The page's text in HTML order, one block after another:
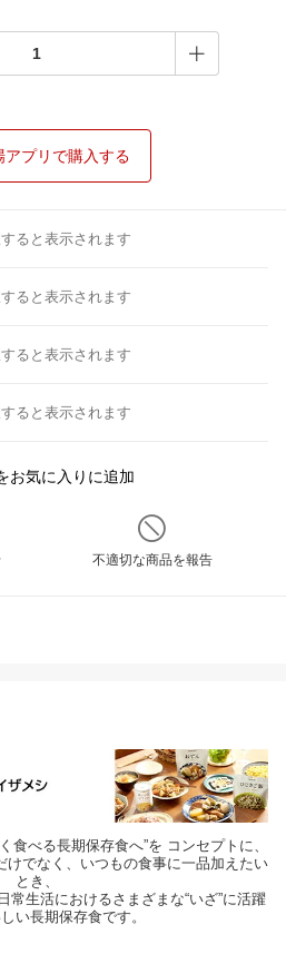
アプリで購入する
ると表示されます
ると表示されます
ると表示されます
ると表示されます
お気に入りに追加
不適切な商品を報告
食べる長期保存食へ”を コンセプトに、
けでなく、いつもの食事に一品加えたい
とき、
常生活におけるさまざまな“いざ”に活躍
い長期保存食です。